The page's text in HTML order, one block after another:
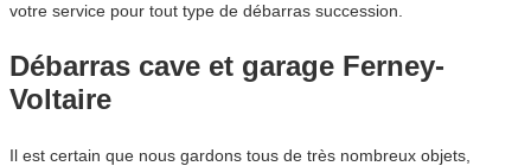
votre service pour tout type de débarras succession.
Débarras cave et garage Ferney-
Voltaire
Il est certain que nous gardons tous de très nombreux objets,